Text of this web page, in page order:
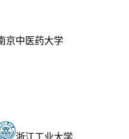
京中医药大学
浙江工业大学